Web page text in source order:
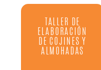
TALLER DE
ELABORACIÓN
DE COJINES Y
ALMOHADAS